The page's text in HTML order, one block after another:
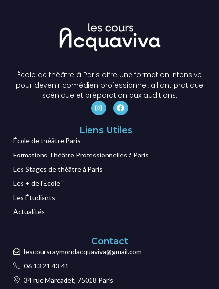
École de théâtre à Paris offre une formation intensive
pour devenir comédien professionnel, alliant pratique
scénique et préparation aux auditions.
Liens Utiles
École de théâtre Paris
Formations Théâtre Professionnelles à Paris
Les Stages de théâtre à Paris
Les + de l'École
Les Étudiants
Actualités
Contact
lescoursraymondacquaviva@gmail.com
06 13 21 43 41
34 rue Marcadet, 75018 Paris